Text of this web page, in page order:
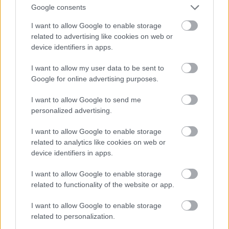
Google consents
I want to allow Google to enable storage
related to advertising like cookies on web or
device identifiers in apps.
I want to allow my user data to be sent to
Google for online advertising purposes.
I want to allow Google to send me
personalized advertising.
I want to allow Google to enable storage
related to analytics like cookies on web or
device identifiers in apps.
I want to allow Google to enable storage
related to functionality of the website or app.
I want to allow Google to enable storage
related to personalization.
tudom, hogyan tudtak kitalálni.
Mutattak egy sziklarészt nem messze a bejárattól. Itt
tartottak egy krétát, amivel minden kölyök, aki
letörölte. Késő délutánonként egy ember megnézte a
táblát, ha volt még rajta név, akkor bement a faluba
találta, akkor fellármázta az embereket és már
indultak is kötelekkel az elveszett segítségére
felkutatni abban az iszonyatos, jobbára szűk, sötét
földalatti szikla- és útrengetegben… Valószínű, hogy
a nadrágszíj is ki volt készítve…
Érdekes, hogy a könyvben szerepelt a falucska
orvosa, aki éjjel kiásatta a halottakat, hogy
felboncolja őket tanulmányozva az anatómiát,
amiért akkoriban nagyon nagy büntetés jár.
A valóságban is élt ez az orvos (aki egyébként